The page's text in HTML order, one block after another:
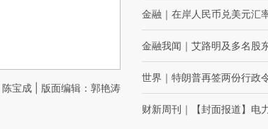
宝成 | 版面编辑：郭艳涛
金融 ｜ 在岸人民币兑美元汇
金融我闻 ｜ 艾路明及多名股
世界 ｜ 特朗普再签两份行政
财新周刊 ｜ 【封面报道】电